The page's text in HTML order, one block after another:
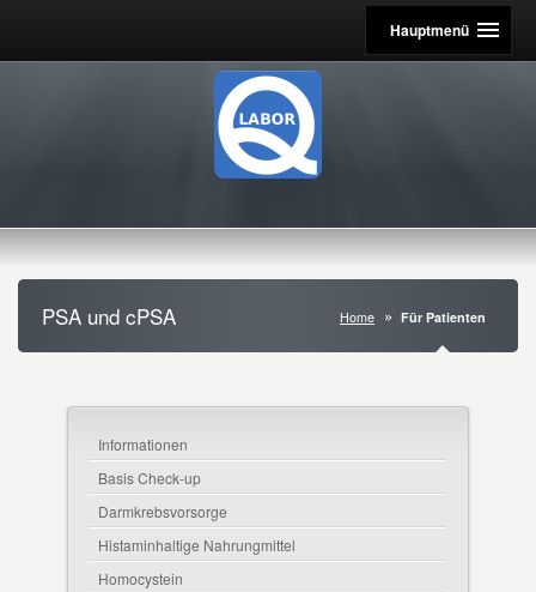
Hauptmenü
PSA und cPSA Home Für Patienten
Informationen
Basis Check-up
Darmkrebsvorsorge
Histaminhaltige Nahrungmittel
Homocystein